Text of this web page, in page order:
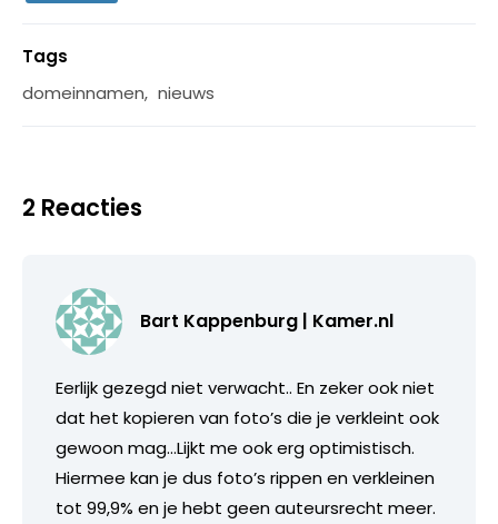
Tags
domeinnamen, nieuws
2 Reacties
Bart Kappenburg | Kamer.nl
Eerlijk gezegd niet verwacht.. En zeker ook niet
dat het kopieren van foto’s die je verkleint ook
gewoon mag…Lijkt me ook erg optimistisch.
Hiermee kan je dus foto’s rippen en verkleinen
tot 99,9% en je hebt geen auteursrecht meer.